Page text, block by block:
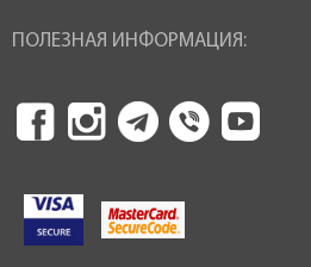
ПОЛЕЗНАЯ ИНФОРМАЦИЯ: